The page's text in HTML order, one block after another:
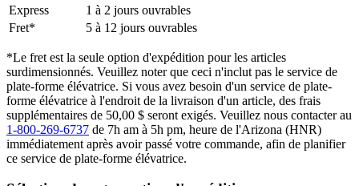
Express
1 à 2 jours ouvrables
Fret*
5 à 12 jours ouvrables
*Le fret est la seule option d'expédition pour les articles
surdimensionnés. Veuillez noter que ceci n'inclut pas le service de
plate-forme élévatrice. Si vous avez besoin d'un service de plate-
forme élévatrice à l'endroit de la livraison d'un article, des frais
supplémentaires de 50,00 $ seront exigés. Veuillez nous contacter au
1-800-269-6737 de 7h am à 5h pm, heure de l'Arizona (HNR)
immédiatement après avoir passé votre commande, afin de planifier
ce service de plate-forme élévatrice.